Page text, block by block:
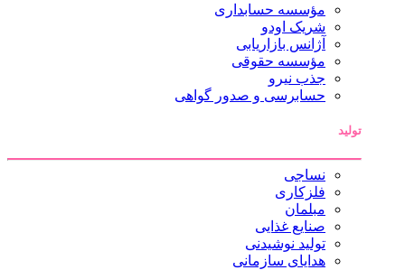
مؤسسه حسابداری
شریک اودو
آژانس بازاریابی
مؤسسه حقوقی
جذب نیرو
حسابرسی و صدور گواهی
تولید
نساجی
فلزکاری
مبلمان
صنایع غذایی
تولید نوشیدنی
هدایای سازمانی